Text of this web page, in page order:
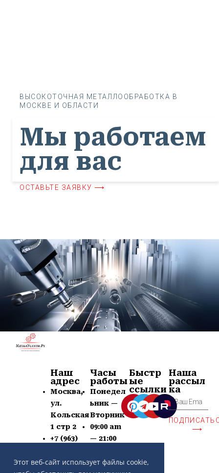
Этот веб-сайт использует файлы cookie,
ВЫСОКОТОЧНАЯ МЕТАЛЛООБРАБОТКА В
МОСКВЕ И ОБЛАСТИ
Мы работаем
для вас
ОСТАВЬТЕ ЗАЯВКУ ⟶
Наш
адрес
Москва,
ул.
Кольская
1 стр 2
+7 (963)
contact@
Часы
работы
Понедел
ьник —
Вторник
09:00 am
— 21:00
Суб —
Быстр
ые
ссылки
Наша
рассыл
ка
⟶